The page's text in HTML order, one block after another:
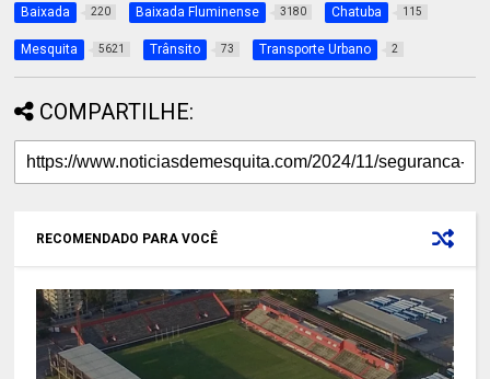
Baixada 220 Baixada Fluminense 3180 Chatuba 115
Mesquita 5621 Trânsito 73 Transporte Urbano 2
COMPARTILHE:
RECOMENDADO PARA VOCÊ